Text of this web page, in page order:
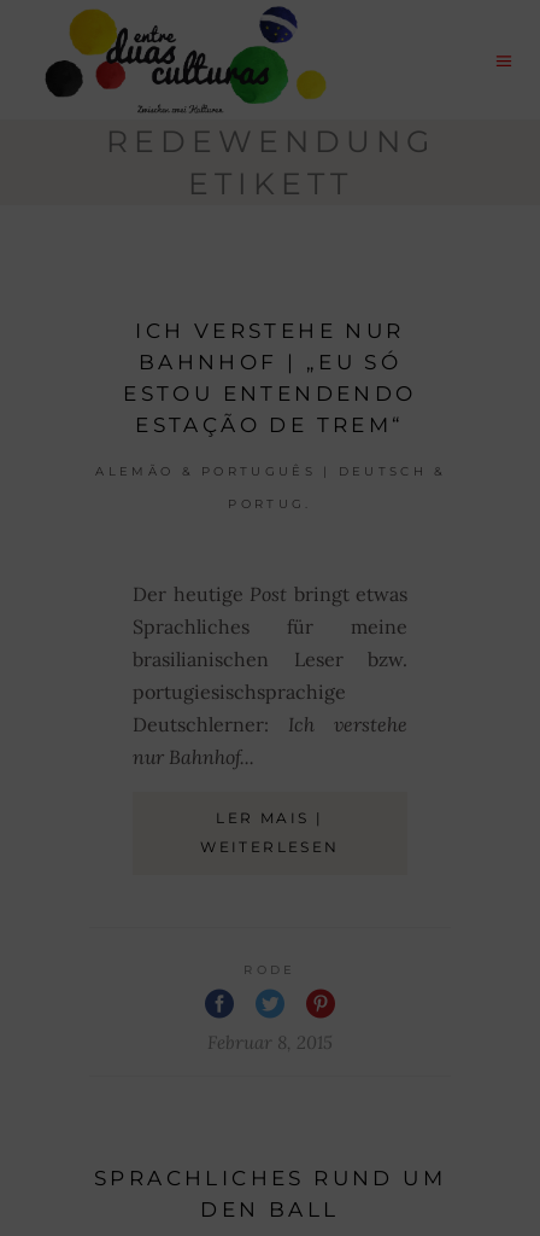
REDEWENDUNG
ETIKETT
ICH VERSTEHE NUR
BAHNHOF | „EU SÓ
ESTOU ENTENDENDO
ESTAÇÃO DE TREM“
ALEMÃO & PORTUGUÊS | DEUTSCH &
PORTUG.
Der heutige Post bringt etwas
Sprachliches für meine
brasilianischen Leser bzw.
portugiesischsprachige
Deutschlerner: Ich verstehe
nur Bahnhof...
LER MAIS |
WEITERLESEN
RODE
Februar 8, 2015
SPRACHLICHES RUND UM
DEN BALL